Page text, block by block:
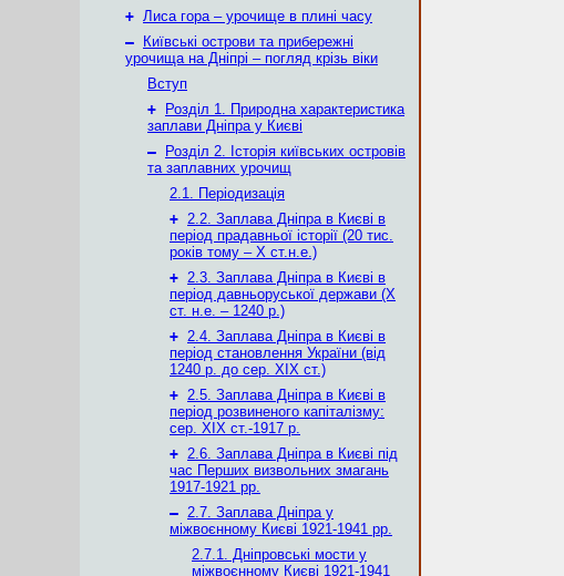
+ Лиса гора – урочище в плині часу
–
Київські острови та прибережні
урочища на Дніпрі – погляд крізь віки
Вступ
+
Розділ 1. Природна характеристика
заплави Дніпра у Києві
–
Розділ 2. Історія київських островів
та заплавних урочищ
2.1. Періодизація
+ 2.2. Заплава Дніпра в Києві в
період прадавньої історії (20 тис.
років тому – X ст.н.е.)
+ 2.3. Заплава Дніпра в Києві в
період давньоруської держави (Х
ст. н.е. – 1240 р.)
+ 2.4. Заплава Дніпра в Києві в
період становлення України (від
1240 р. до сер. ХІХ ст.)
+ 2.5. Заплава Дніпра в Києві в
період розвиненого капіталізму:
сер. ХІХ ст.-1917 р.
+ 2.6. Заплава Дніпра в Києві під
час Перших визвольних змагань
1917-1921 рр.
– 2.7. Заплава Дніпра у
міжвоєнному Києві 1921-1941 рр.
2.7.1. Дніпровські мости у
міжвоєнному Києві 1921-1941